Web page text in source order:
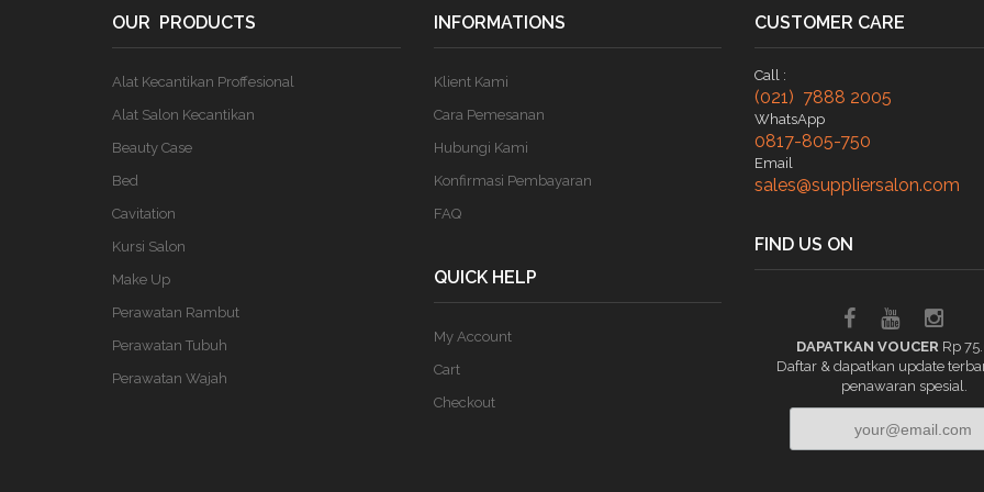
OUR PRODUCTS
Alat Kecantikan Proffesional
Alat Salon Kecantikan
Beauty Case
Bed
Cavitation
Kursi Salon
Make Up
Perawatan Rambut
Perawatan Tubuh
Perawatan Wajah
INFORMATIONS
Klient Kami
Cara Pemesanan
Hubungi Kami
Konfirmasi Pembayaran
FAQ
QUICK HELP
My Account
Cart
Checkout
CUSTOMER CARE
Call :
(021) 7888 2005
WhatsApp
0817-805-750
Email
sales@suppliersalon.com
FIND US ON
DAPATKAN VOUCER Rp
Daftar & dapatkan update
penawaran spesial.